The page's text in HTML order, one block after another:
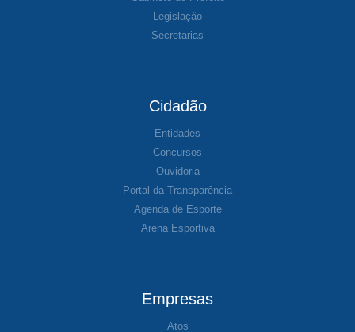
Legislação
Secretarias
Cidadão
Entidades
Concursos
Ouvidoria
Portal da Transparência
Agenda de Esporte
Arena Esportiva
Empresas
Atos